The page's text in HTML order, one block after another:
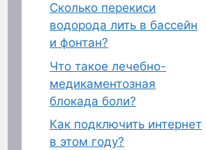
Сколько перекиси
водорода лить в бассейн
и фонтан?
Что такое лечебно-
медикаментозная
блокада боли?
Как подключить интернет
в этом году?